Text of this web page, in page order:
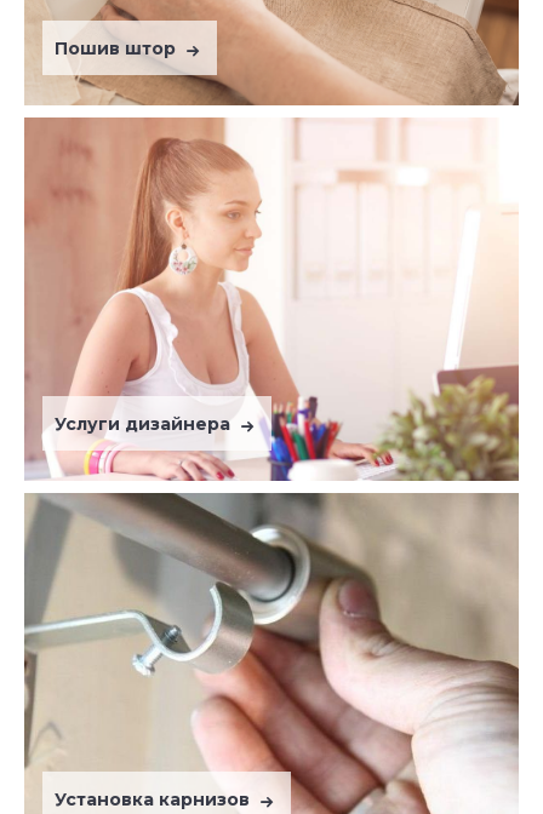
Пошив штор
Услуги дизайнера
Установка карнизов